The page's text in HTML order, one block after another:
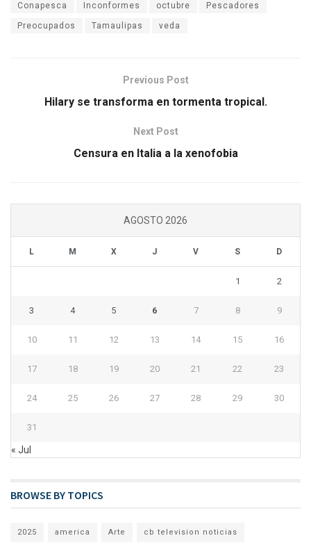
Conapesca Inconformes octubre Pescadores
Preocupados Tamaulipas veda
Previous Post
Hilary se transforma en tormenta tropical.
Next Post
Censura en Italia a la xenofobia
AGOSTO 2026
L M X J V S D
1 2
3 4 5 6 7 8 9
10 11 12 13 14 15 16
17 18 19 20 21 22 23
24 25 26 27 28 29 30
31
« Jul
BROWSE BY TOPICS
2025 america Arte cb television noticias